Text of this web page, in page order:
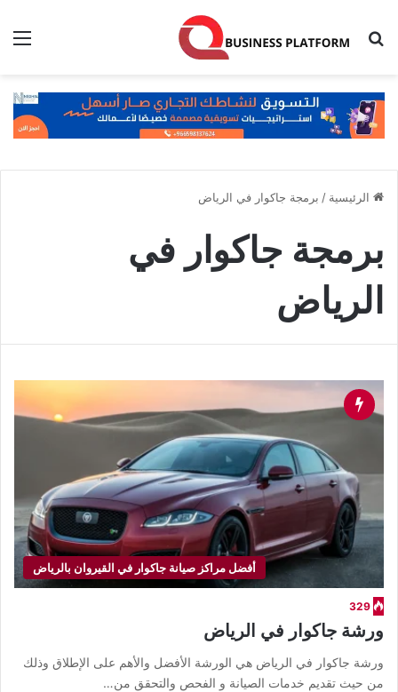
بحث عن
الرئيسية / برمجة جاكوار في الرياض
برمجة جاكوار في
الرياض
أفضل مراكز صيانة جاكوار في القيروان بالرياض
329
ورشة جاكوار في الرياض
ورشة جاكوار في الرياض هي الورشة الأفضل والأهم على الإطلاق وذلك
من حيث تقديم خدمات الصيانة و الفحص والتحقق من…